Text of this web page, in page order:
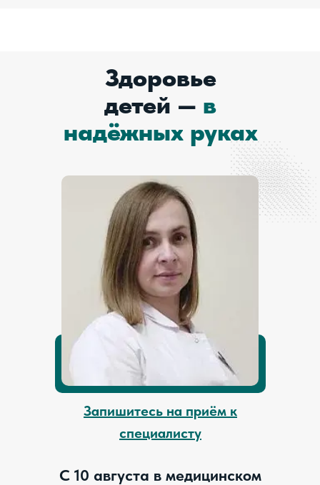
С 10 августа в медицинском
Запишитесь на приём к
специалисту
Здоровье
детей — в
надёжных руках